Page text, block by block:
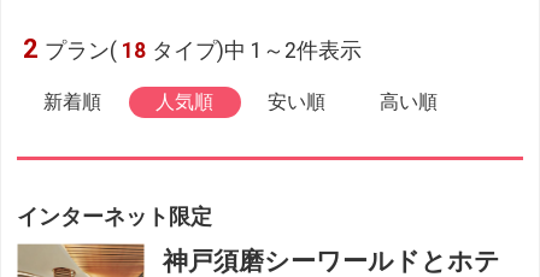
2 プラン( 18 タイプ)中 1～2件表示
新着順 人気順 安い順 高い順
インターネット限定
神戸須磨シーワールドとホテ